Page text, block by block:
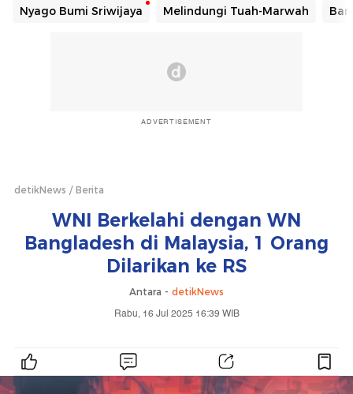
Nyago Bumi Sriwijaya Melindungi Tuah-Marwah
ADVERTISEMENT
detikNews Berita
WNI Berkelahi dengan WN
Bangladesh di Malaysia, 1 Orang
Dilarikan ke RS
Antara - detikNews
Rabu, 16 Jul 2025 16:39 WIB